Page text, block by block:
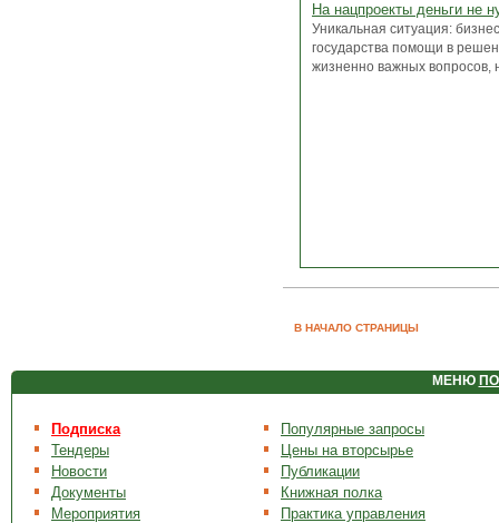
На нацпроекты деньги не
Уникальная ситуация:
государства помощи в
жизненно важных вопросов,
В НАЧАЛО СТРАНИЦЫ
МЕНЮ
Подписка
Тендеры
Новости
Документы
Мероприятия
Популярные запросы
Цены на вторсырье
Публикации
Книжная полка
Практика управления